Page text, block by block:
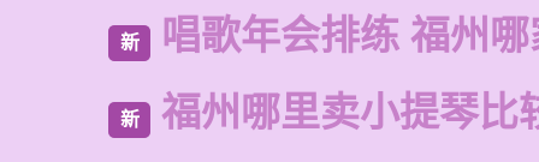
新 唱歌年会排练 福州
新 福州哪里卖小提琴比